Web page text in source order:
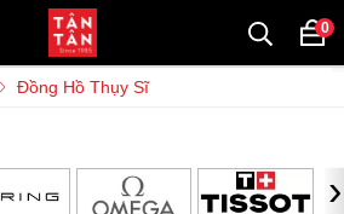
0
Đồng Hồ Thụy Sĩ
›